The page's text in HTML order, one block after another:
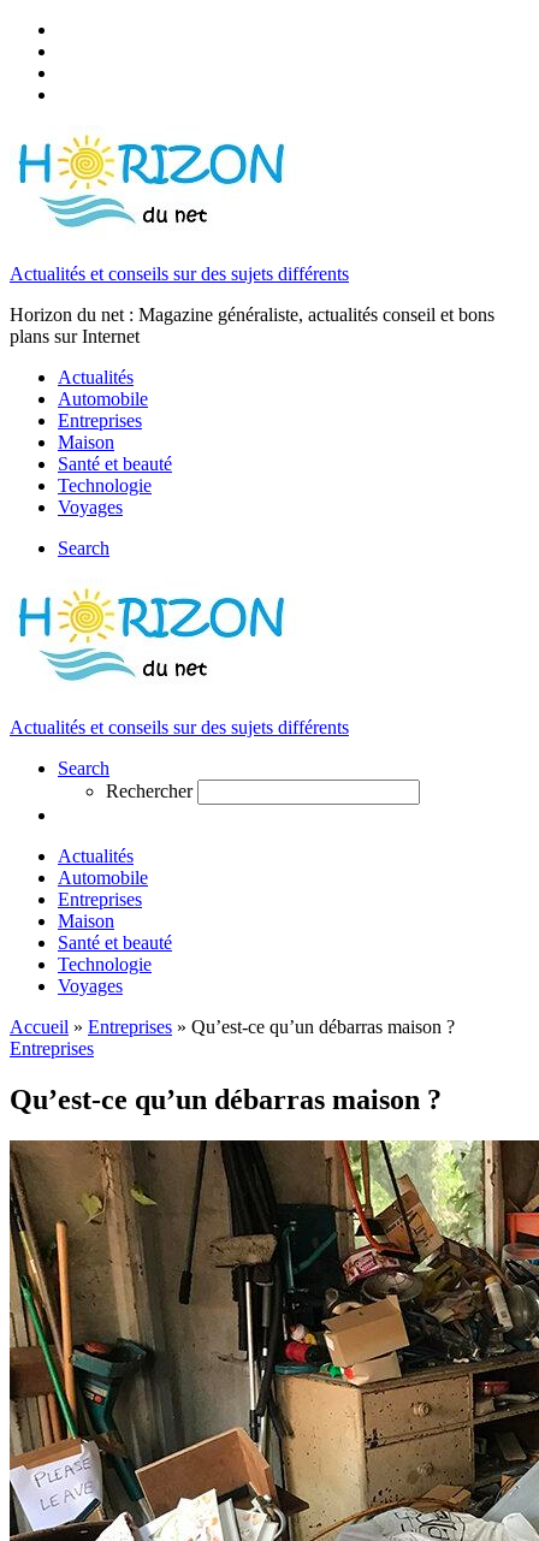
Actualités et conseils sur des sujets différents
Horizon du net : Magazine généraliste, actualités conseil et bons
plans sur Internet
Actualités
Automobile
Entreprises
Maison
Santé et beauté
Technologie
Voyages
Search
Actualités et conseils sur des sujets différents
Search
Rechercher
Actualités
Automobile
Entreprises
Maison
Santé et beauté
Technologie
Voyages
Accueil » Entreprises » Qu’est-ce qu’un débarras maison ?
Entreprises
Qu’est-ce qu’un débarras maison ?